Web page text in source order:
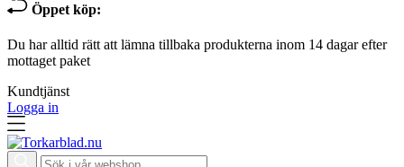
Öppet köp:
Du har alltid rätt att lämna tillbaka produkterna inom 14 dagar efter
mottaget paket
Kundtjänst
Logga in